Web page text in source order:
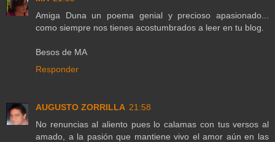
Amiga Duna un poema genial y precioso apasionado...
como siempre nos tienes acostumbrados a leer en tu blog.
Besos de MA
Responder
AUGUSTO ZORRILLA 21:58
No renuncias al aliento pues lo calamas con tus versos al
amado, a la pasión que mantiene vivo el amor aún en las